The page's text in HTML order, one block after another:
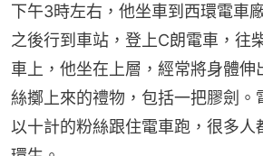
下午3時左右，他坐車到西環電車
之後行到車站，登上C朗電車，往
車上，他坐在上層，經常將身體伸
絲擲上來的禮物，包括一把膠劍。
以十計的粉絲跟住電車跑，很多人